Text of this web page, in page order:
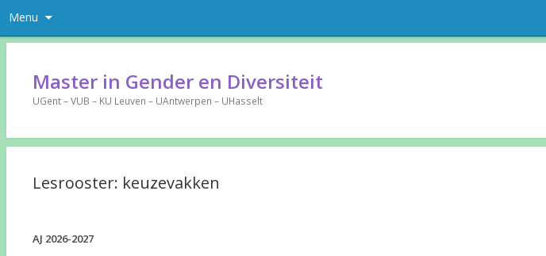
Menu
Master in Gender en Diversiteit
UGent – VUB – KU Leuven – UAntwerpen – UHasselt
Lesrooster: keuzevakken
AJ 2026-2027